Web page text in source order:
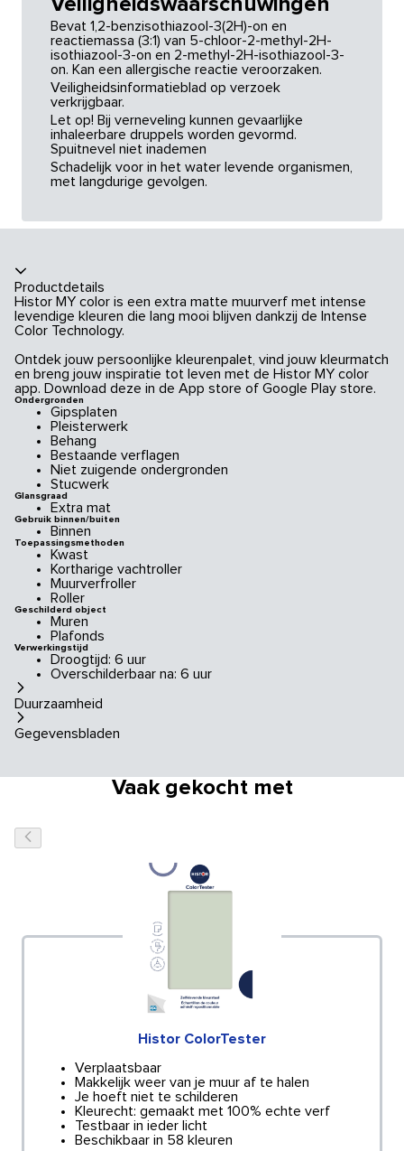
Bevat 1,2-benzisothiazool-3(2H)-on en
reactiemassa (3:1) van 5-chloor-2-methyl-2H-
isothiazool-3-on en 2-methyl-2H-isothiazool-3-
on. Kan een allergische reactie veroorzaken.
Veiligheidsinformatieblad op verzoek
verkrijgbaar.
Let op! Bij verneveling kunnen gevaarlijke
inhaleerbare druppels worden gevormd.
Spuitnevel niet inademen
Schadelijk voor in het water levende organismen,
met langdurige gevolgen.
Productdetails
Histor MY color is een extra matte muurverf met intense
levendige kleuren die lang mooi blijven dankzij de Intense
Color Technology.
Ontdek jouw persoonlijke kleurenpalet, vind jouw kleurmatch
en breng jouw inspiratie tot leven met de Histor MY color
app. Download deze in de App store of Google Play store.
Ondergronden
Gipsplaten
Pleisterwerk
Behang
Bestaande verflagen
Niet zuigende ondergronden
Stucwerk
Glansgraad
Extra mat
Gebruik binnen/buiten
Binnen
Toepassingsmethoden
Kwast
Kortharige vachtroller
Muurverfroller
Roller
Geschilderd object
Muren
Plafonds
Verwerkingstijd
Droogtijd: 6 uur
Overschilderbaar na: 6 uur
Duurzaamheid
Gegevensbladen
Vaak gekocht met
Histor ColorTester
Verplaatsbaar
Makkelijk weer van je muur af te halen
Je hoeft niet te schilderen
Kleurecht: gemaakt met 100% echte verf
Testbaar in ieder licht
Beschikbaar in 58 kleuren